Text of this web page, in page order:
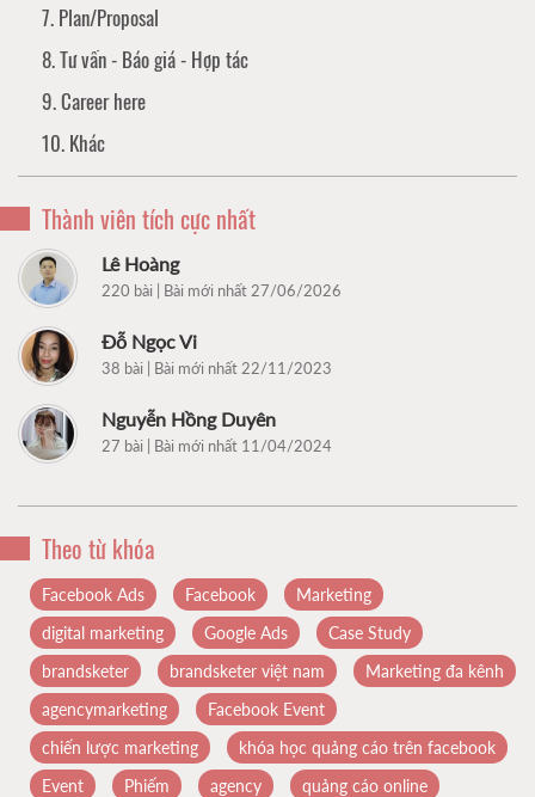
7. Plan/Proposal
8. Tư vấn - Báo giá - Hợp tác
9. Career here
10. Khác
Thành viên tích cực nhất
Lê Hoàng
220 bài | Bài mới nhất 27/06/2026
Đỗ Ngọc Vi
38 bài | Bài mới nhất 22/11/2023
Nguyễn Hồng Duyên
27 bài | Bài mới nhất 11/04/2024
Theo từ khóa
Facebook Ads Facebook
Marketing
digital marketing
Google Ads
Case Study
brandsketer
brandsketer việt nam
Marketing đa kênh
agencymarketing
Facebook Event
chiến lược marketing
khóa học quảng cáo trên facebook
Event
Phiếm agency
quảng cáo online